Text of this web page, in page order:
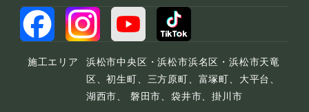
施工エリア
浜松市中央区・浜松市浜名区・浜松市天竜
区、初生町、三方原町、富塚町、大平台、
湖西市、 磐田市、袋井市、掛川市